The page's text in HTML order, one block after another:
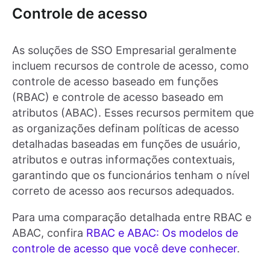
Controle de acesso
As soluções de SSO Empresarial geralmente
incluem recursos de controle de acesso, como
controle de acesso baseado em funções
(RBAC) e controle de acesso baseado em
atributos (ABAC). Esses recursos permitem que
as organizações definam políticas de acesso
detalhadas baseadas em funções de usuário,
atributos e outras informações contextuais,
garantindo que os funcionários tenham o nível
correto de acesso aos recursos adequados.
Para uma comparação detalhada entre RBAC e
ABAC, confira RBAC e ABAC: Os modelos de
controle de acesso que você deve conhecer.